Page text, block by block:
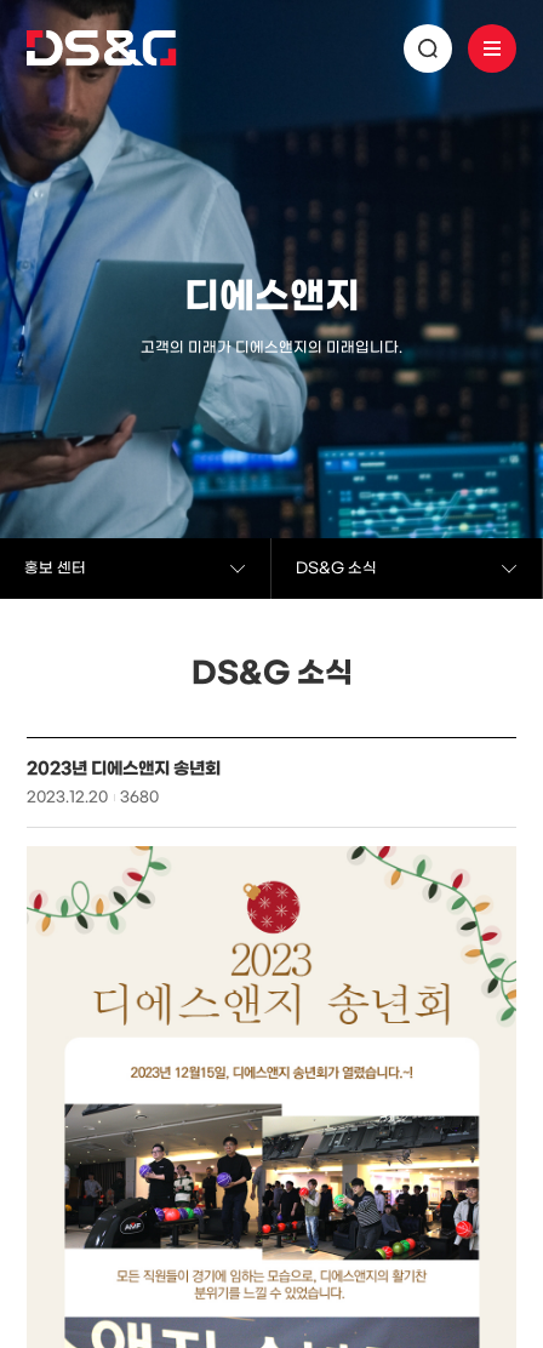
디에스앤지
고객의 미래가 디에스앤지의 미래입니다.
홍보 센터 DS&G 소식
DS&G 소식
2023년 디에스앤지 송년회
2023.12.20 3680